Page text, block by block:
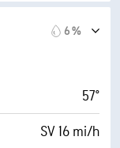
47° F
1 (Mörkt)
6 %
57°
SV 16 mi/h